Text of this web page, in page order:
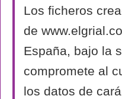
Los ficheros
de
España, bajo la
compromete al
los datos de